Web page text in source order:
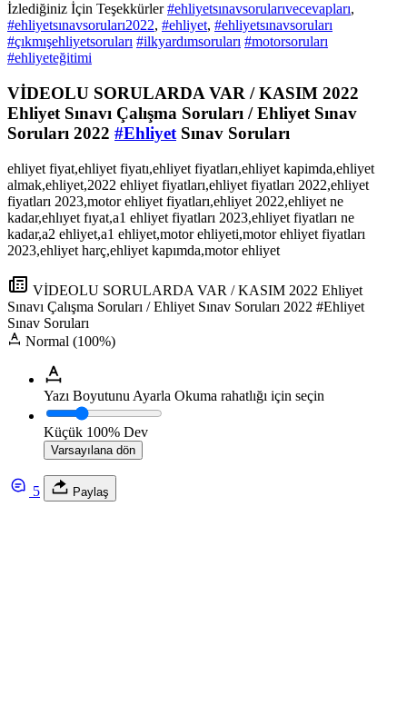
İzlediğiniz İçin Teşekkürler#ehliyetsınavsorularıvecevapları,
#ehliyetsınavsoruları2022, #ehliyet, #ehliyetsınavsoruları
#çıkmışehliyetsoruları #ilkyardımsoruları #motorsoruları
#ehliyeteğitimi
VİDEOLU SORULARDA VAR / KASIM 2022
Ehliyet Sınavı Çalışma Soruları / Ehliyet Sınav
Soruları 2022 #Ehliyet Sınav Soruları
ehliyet fiyat,ehliyet fiyatı,ehliyet fiyatları,ehliyet kapimda,ehliyet
almak,ehliyet,2022 ehliyet fiyatları,ehliyet fiyatları 2022,ehliyet
fiyatları 2023,motor ehliyet fiyatları,ehliyet 2022,ehliyet ne
kadar,ehlıyet fıyat,a1 ehliyet fiyatları 2023,ehliyet fiyatları ne
kadar,a2 ehliyet,a1 ehliyet,motor ehliyeti,motor ehliyet fiyatları
2023,ehliyet harç,ehliyet kapımda,motor ehliyet
VİDEOLU SORULARDA VAR / KASIM 2022 Ehliyet
Sınavı Çalışma Soruları / Ehliyet Sınav Soruları 2022 #Ehliyet
Sınav Soruları
Normal (100%)
Yazı Boyutunu Ayarla Okuma rahatlığı için seçin
Küçük 100% Dev
Varsayılana dön
5 Paylaş